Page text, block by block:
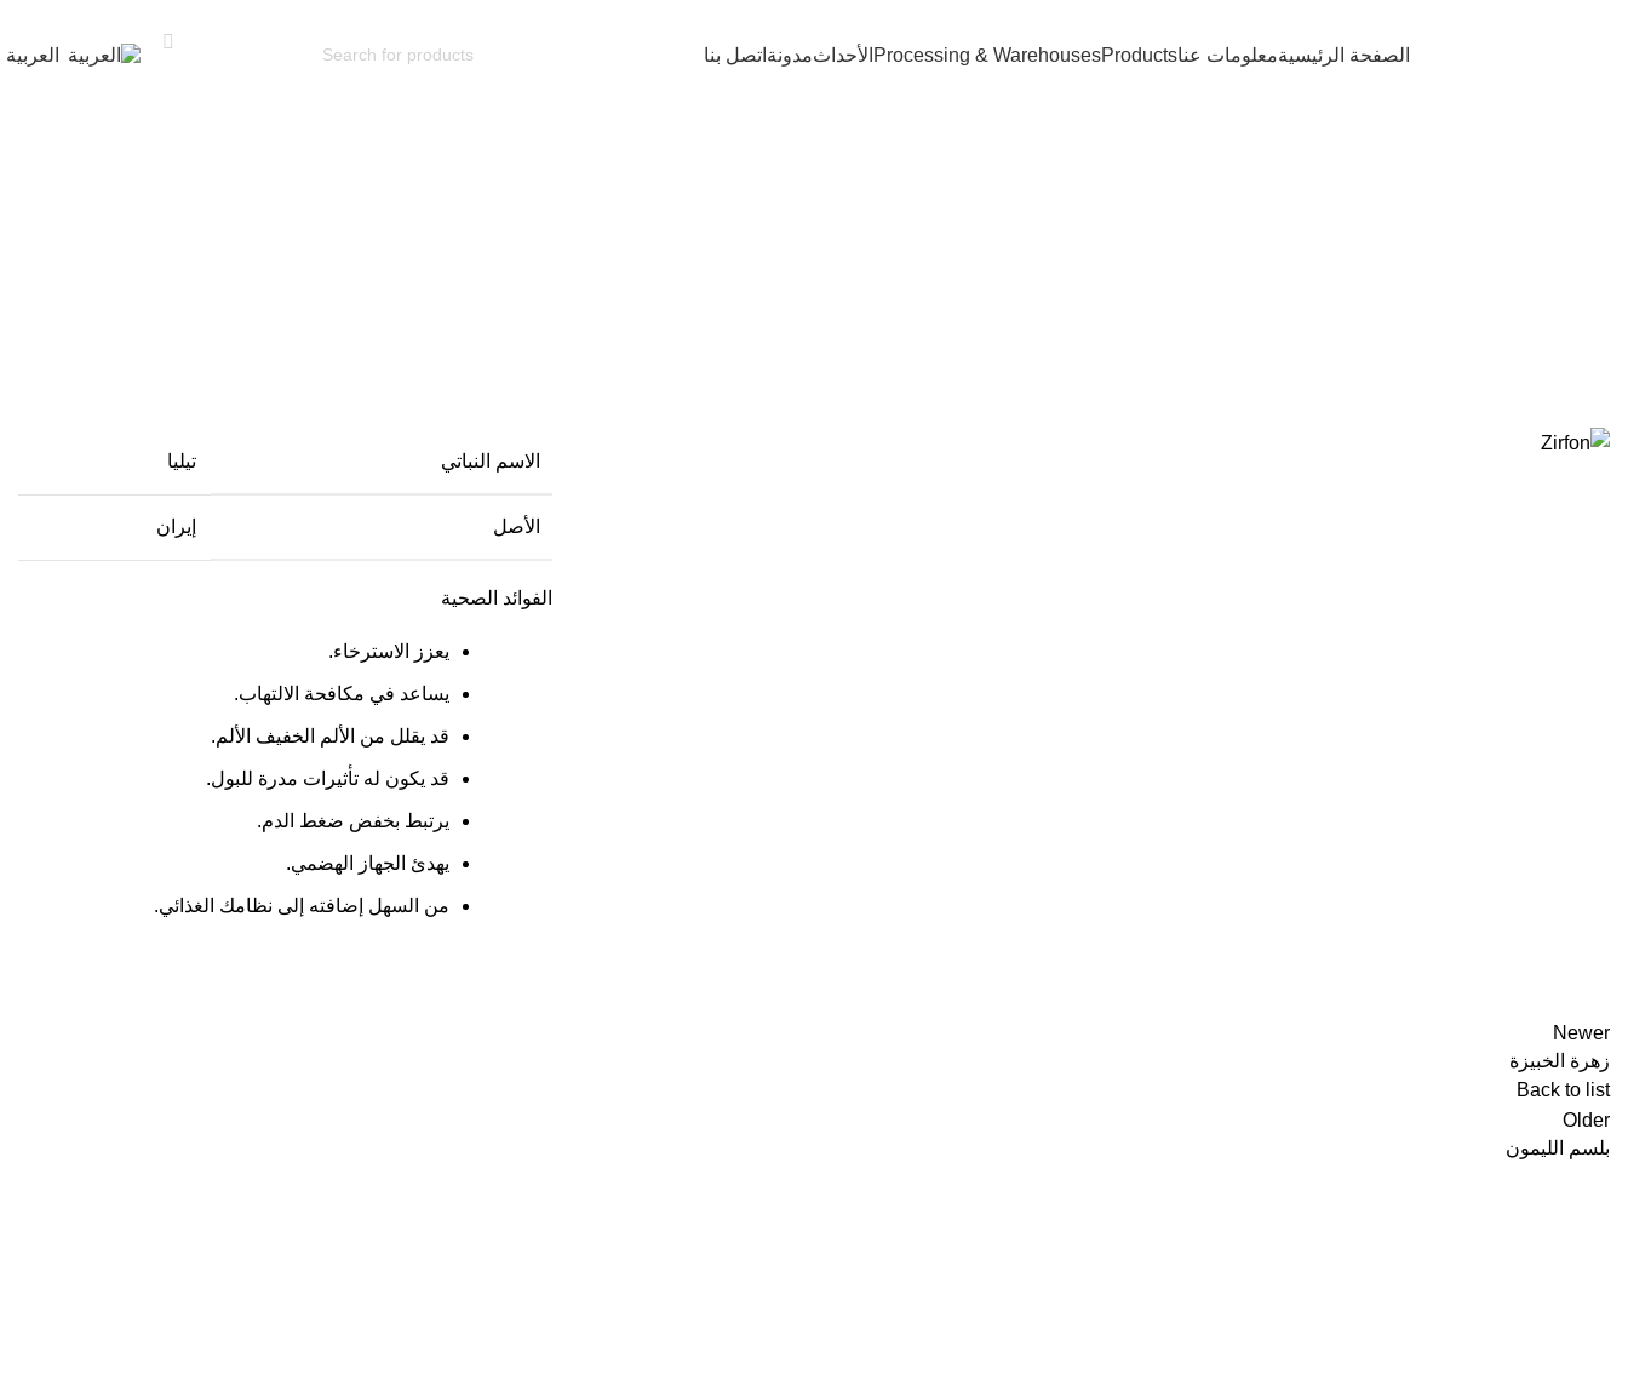
الصفحة الرئيسيةمعلومات عناProducts
Processing & Warehouses الأحداثمدونة اتصل بنا العربية
الاسم النباتي تيليا
الأصل إيران
الفوائد الصحية
يعزز الاسترخاء.
يساعد في مكافحة الالتهاب.
قد يقلل من الألم الخفيف الألم.
قد يكون له تأثيرات مدرة للبول.
يرتبط بخفض ضغط الدم.
يهدئ الجهاز الهضمي.
من السهل إضافته إلى نظامك الغذائي.
Newer
زهرة الخبيزة
Back to list
Older
بلسم الليمون